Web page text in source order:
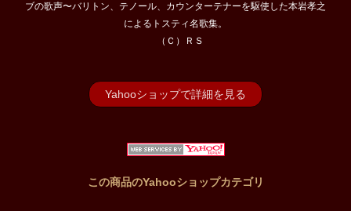
ブの歌声〜バリトン、テノール、カウンターテナーを駆使した本岩孝之
によるトスティ名歌集。
（Ｃ）ＲＳ
Yahooショップで詳細を見る
この商品のYahooショップカテゴリ